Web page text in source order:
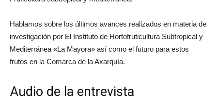
Hablamos sobre los últimos avances realizados en materia de
investigación por El Instituto de Hortofruticultura Subtropical y
Mediterránea «La Mayora» así como el futuro para estos
frutos en la Comarca de la Axarquía.
Audio de la entrevista